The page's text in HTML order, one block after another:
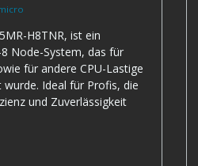
H8TNR, ist ein
Node-System, das für
für andere CPU-Lastige
Ideal für Profis, die
und Zuverlässigkeit